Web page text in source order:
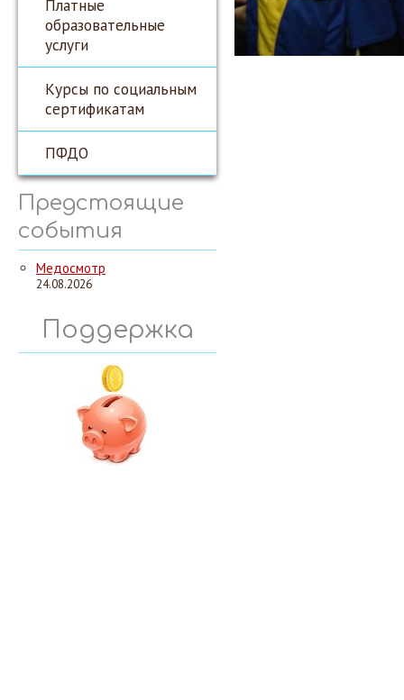
Платные
образовательные
услуги
Курсы по социальным
сертификатам
ПФДО
Предстоящие
события
Медосмотр
24.08.2026
Поддержка